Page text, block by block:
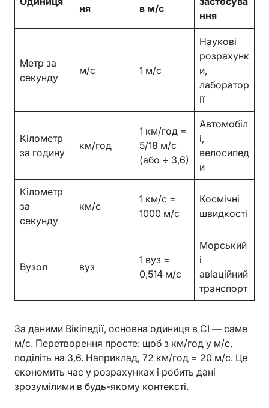
ня
в м/с
ння
Метр за
секунду
м/с 1 м/с
Наукові
розрахунк
и,
лаборатор
ії
Кілометр
за годину
км/год
1 км/год =
5/18 м/с
(або ÷ 3,6)
Автомобіл
і,
велосипед
и
Кілометр
за
секунду
км/с
1 км/с =
1000 м/с
Космічні
швидкості
Вузол вуз
1 вуз =
0,514 м/с
Морський
і
авіаційний
транспорт
За даними Вікіпедії, основна одиниця в СІ — саме
м/с. Перетворення просте: щоб з км/год у м/с,
поділіть на 3,6. Наприклад, 72 км/год = 20 м/с. Це
економить час у розрахунках і робить дані
зрозумілими в будь-якому контексті.